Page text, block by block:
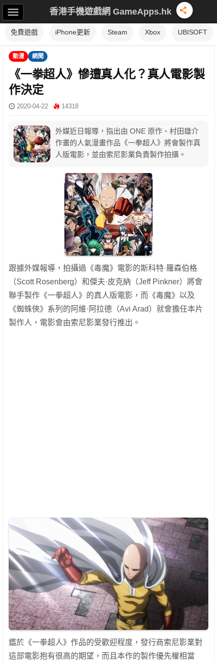
香港手機遊戲網 GameApps.hk
免費遊戲 iPhone更新 Steam Xbox UBISOFT
動漫 網聞
《一拳超人》慘遭真人化？真人電影製
作決定
2020-04-22 14318
外媒近日報導，指出由 ONE 原作、村田雄介
作畫的人氣漫畫作品《一拳超人》將會製作真
人版電影，並由索尼影業負責製作拍攝。
跟據外媒報導，拍攝過《毒魔》電影的斯科特·羅森伯格
（Scott Rosenberg）和傑夫·皮克納（Jeff Pinkner）將會
聯手製作《一拳超人》的真人版電影，而《毒魔》以及
《蜘蛛俠》系列的阿維·阿拉德（Avi Arad）就會擔任本片
製作人，電影會由索尼影業發行推出。
鑑於《一拳超人》作品的受歡迎程度，發行商索尼影業對
這部電影抱有很高的期望，而且本作的製作優先權相當